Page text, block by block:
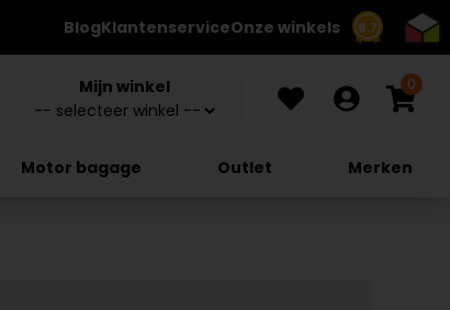
8.7
BlogKlantenserviceOnze winkels
Mijn winkel 0
Motor bagage Outlet Merken